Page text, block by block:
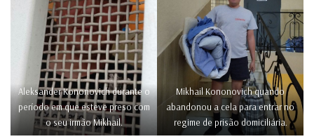
Aleksander Kononovich durante o
período em que esteve preso com
o seu irmão Mikhail.
Mikhail Kononovich quando
abandonou a cela para entrar no
regime de prisão domiciliária.